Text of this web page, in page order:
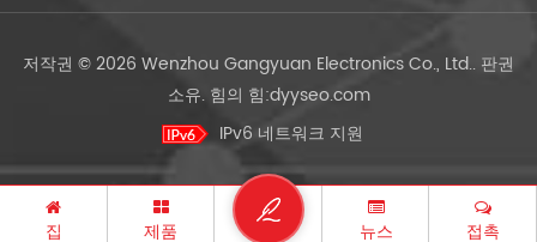
저작권 © 2026 Wenzhou Gangyuan Electronics Co., Ltd.. 판권
소유. 힘의 힘:dyyseo.com
IPv6 네트워크 지원
집 제품 뉴스 접촉